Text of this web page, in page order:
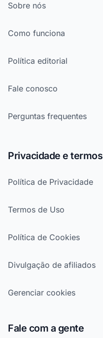
Sobre nós
Como funciona
Política editorial
Fale conosco
Perguntas frequentes
Privacidade e termos
Política de Privacidade
Termos de Uso
Política de Cookies
Divulgação de afiliados
Gerenciar cookies
Fale com a gente